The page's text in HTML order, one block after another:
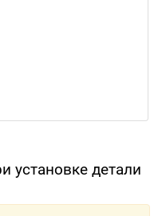
установке детали